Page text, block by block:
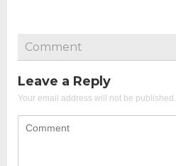
Comment
Leave a Reply
Your email address will not be published.